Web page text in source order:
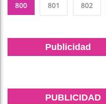
800 801 802
Publicidad
PUBLICIDAD